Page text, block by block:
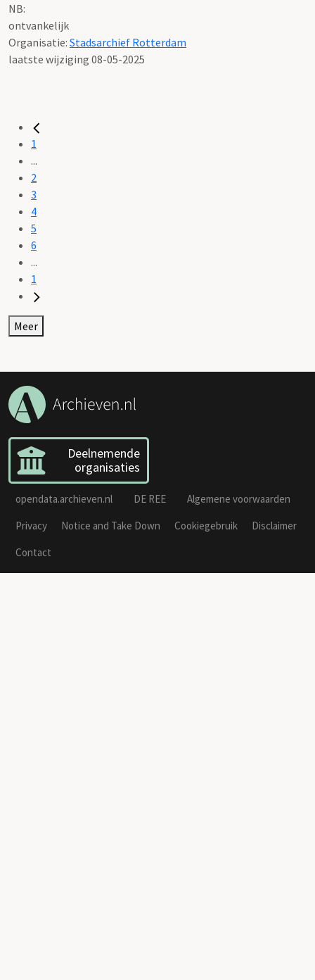
NB:
ontvankelijk
Organisatie: Stadsarchief Rotterdam
laatste wijziging 08-05-2025
1
...
2
3
4
5
6
...
1
Meer
Deelnemende
organisaties
opendata.archieven.nl DE REE
Algemene voorwaarden
Privacy
Notice and Take Down Cookiegebruik
Disclaimer
Contact